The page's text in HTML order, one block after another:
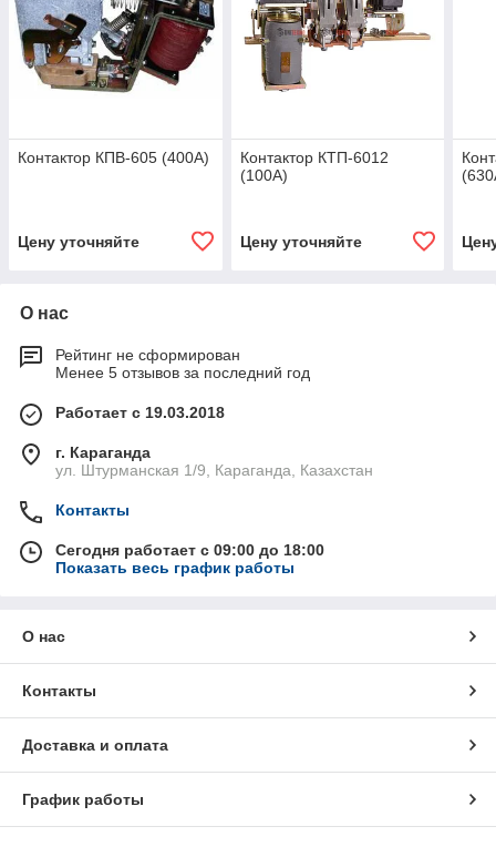
Контактор КПВ-605 (400А)
Цену уточняйте
Контактор КТП-6012
(100А)
Цену уточняйте
О нас
Рейтинг не сформирован
Менее 5 отзывов за последний год
Работает с 19.03.2018
г. Караганда
ул. Штурманская 1/9, Караганда, Казахстан
Контакты
Сегодня работает с 09:00 до 18:00
Показать весь график работы
О нас
Контакты
Доставка и оплата
График работы